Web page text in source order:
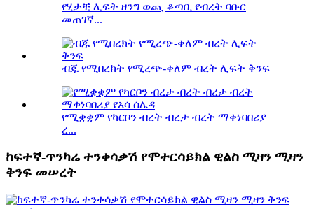
የሂታቺ ሊፍት ዘንግ ወጪ ቆጣቢ የብረት ባቡር
መጠገኛ...
ብጁ የሚበረክት የሚረጭ-ቀለም ብረት ሊፍት ቅንፍ
የሚቋቋም የካርቦን ብረት ብረታ ብረት ማቀነባበሪያ
ረ...
ከፍተኛ-ጥንካሬ ተንቀሳቃሽ የሞተርሳይክል ዊልስ ሚዛን ሚዛን
ቅንፍ መሠረት